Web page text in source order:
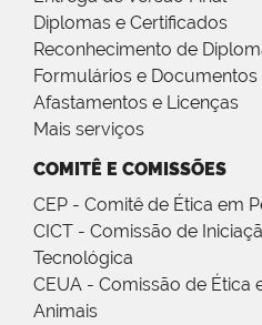
Diplomas e Certificados
Reconhecimento de
Formulários e Documentos
Afastamentos e Licenças
Mais serviços
COMITÊ E COMISSÕES
CEP - Comitê de Ética em
CICT - Comissão de
Tecnológica
CEUA - Comissão de Ética
Animais